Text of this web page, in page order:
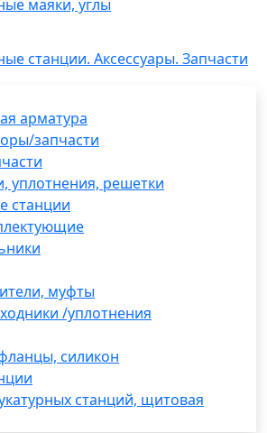
маяки, углы
станции. Аксессуары. Запчасти
арматура
запчасти
уплотнения, решетки
станции
муфты
/уплотнения
силикон
станций, щитовая